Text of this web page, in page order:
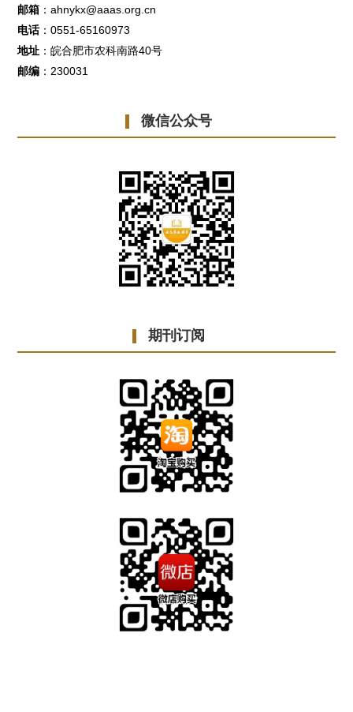
邮箱 ：ahnykx@aaas.org.cn
电话：0551-65160973
地址 ：皖合肥市农科南路40号
邮编 ：230031
微信公众号
期刊订阅